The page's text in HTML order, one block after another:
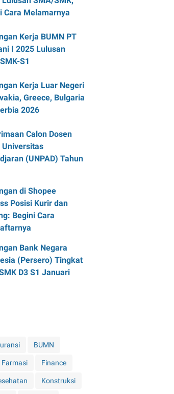
Cara Melamarnya
Kerja BUMN PT
I 2025 Lulusan
S1
Kerja Luar Negeri
Greece, Bulgaria
2026
Calon Dosen
Universitas
(UNPAD) Tahun
di Shopee
Posisi Kurir dan
Begini Cara
Bank Negara
(Persero) Tingkat
D3 S1 Januari
BUMN
Farmasi Finance
Konstruksi